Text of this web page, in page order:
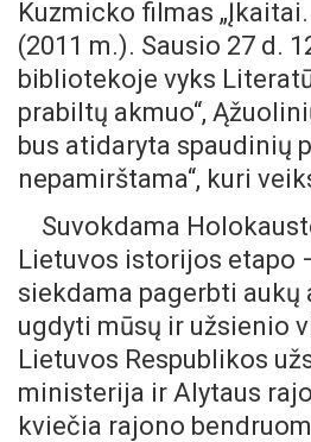
Kuzmicko filmas „Įkaitai.
(2011 m.). Sausio 27 d.
bibliotekoje vyks
prabiltų akmuo“,
bus atidaryta spaudinių
nepamirštama“, kuri
Suvokdama
Lietuvos istorijos etapo
siekdama pagerbti
ugdyti mūsų ir užsienio
Lietuvos Respublikos
ministerija ir Alytaus
kviečia rajono